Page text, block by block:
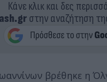
Κάνε κλικ και δες
στην αναζήτηση
βρέθηκε η